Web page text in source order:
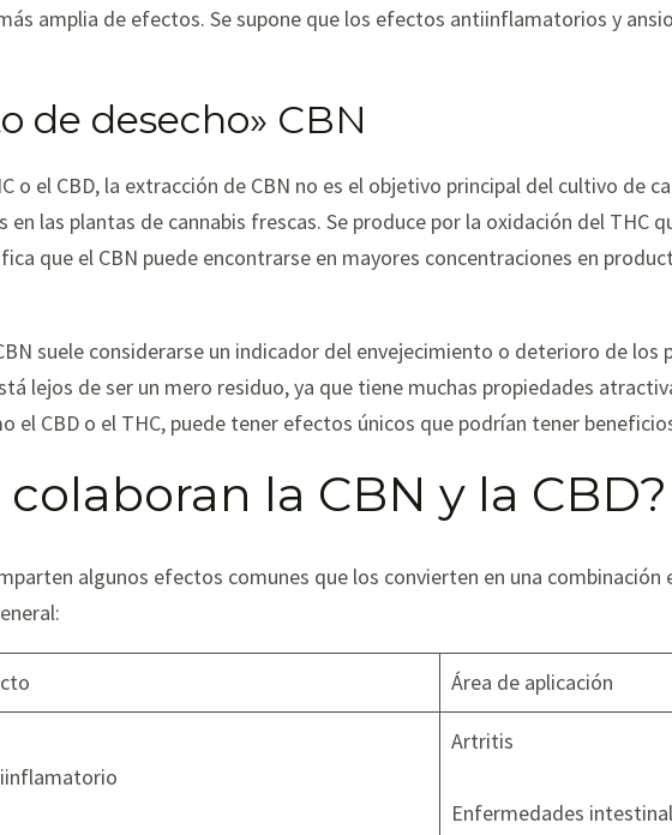
amplia de efectos. Se supone que los efectos antiinflamatorios y
de desecho» CBN
o el CBD, la extracción de CBN no es el objetivo principal del cultivo de
en las plantas de cannabis frescas. Se produce por la oxidación del THC
que el CBN puede encontrarse en mayores concentraciones en
suele considerarse un indicador del envejecimiento o deterioro de los
lejos de ser un mero residuo, ya que tiene muchas propiedades
el CBD o el THC, puede tener efectos únicos que podrían tener
la CBN y la CBD?
algunos efectos comunes que los convierten en una
Área de aplicación
Artritis
Enfermedades